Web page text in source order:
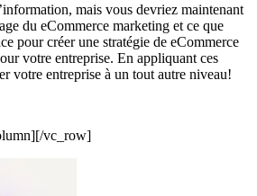
mais vous devriez maintenant
du eCommerce marketing et ce que
pour créer une stratégie de eCommerce
votre entreprise. En appliquant ces
votre entreprise à un tout autre niveau!
vc_row]